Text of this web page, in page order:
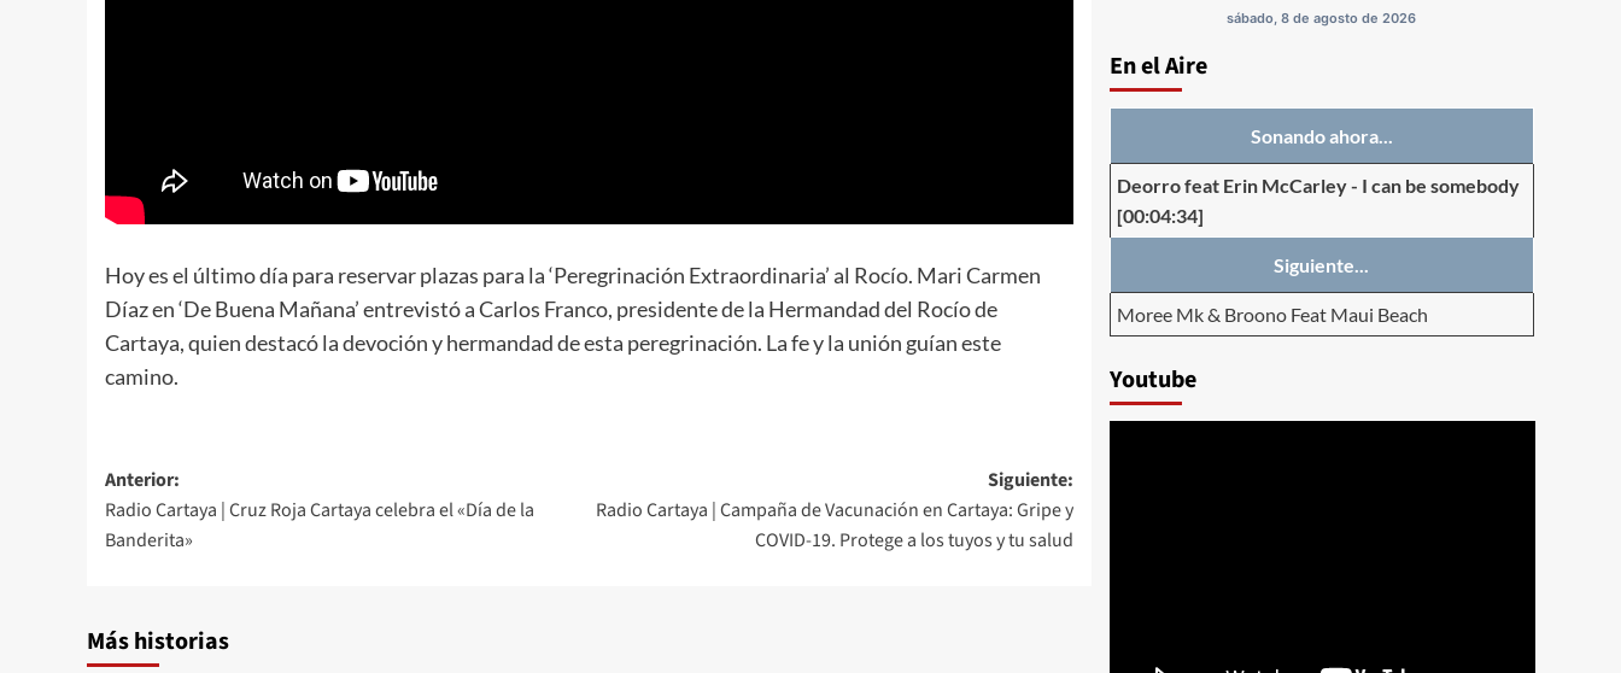
Hoy es el último día para reservar plazas para la ‘Peregrinación Extraordinaria’ al Rocío. Mari Carmen
Díaz en ‘De Buena Mañana’ entrevistó a Carlos Franco, presidente de la Hermandad del Rocío de
Cartaya, quien destacó la devoción y hermandad de esta peregrinación. La fe y la unión guían este
camino.
Anterior:
Radio Cartaya | Cruz Roja Cartaya celebra el «Día de la
Banderita»
Siguiente:
Radio Cartaya | Campaña de Vacunación en Cartaya: Gripe y
COVID-19. Protege a los tuyos y tu salud
Más historias
sábado, 8 de agosto de 2026
En el Aire
Sonando ahora...
Deorro feat Erin McCarley- I can be somebody
[00:04:34]
Siguiente...
Moree Mk & Broono Feat Maui Beach
Youtube